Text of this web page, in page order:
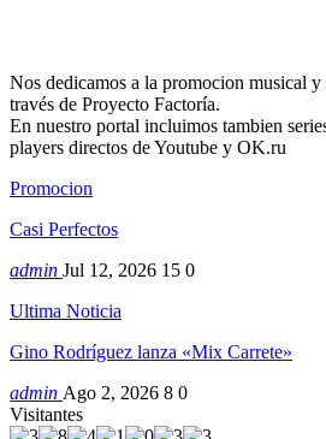
Nos dedicamos a la promocion musical
través de Proyecto Factoría.
En nuestro portal incluimos tambien
players directos de Youtube y OK.ru
Promocion
Casi Perfectos
admin Jul 12, 2026 15 0
Ultima Noticia
Gino Rodríguez lanza «Mix Carrete»
admin Ago 2, 2026 8 0
Visitantes